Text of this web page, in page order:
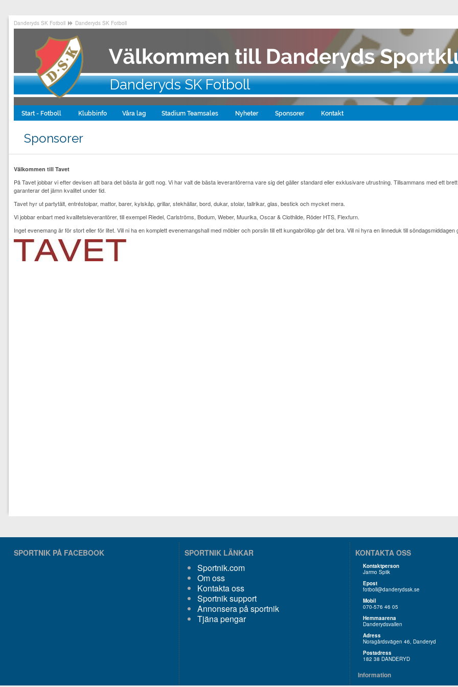
Danderyds SK Fotboll Danderyds SK Fotboll
Danderyds SK Fotboll
Start - Fotboll Klubbinfo Våra lag Stadium Teamsales Nyheter Sponsorer Kontakt
Sponsorer
Välkommen till Tavet
På Tavet jobbar vi efter devisen att bara det bästa är gott nog. Vi har valt de bästa leverantörerna vare sig det gäller standard eller exklusivare utrustning. Tillsammans med ett
garanterar det jämn kvalitet under tid.
Tavet hyr ut partytält, entréstolpar, mattor, barer, kylskåp, grillar, stekhällar, bord, dukar, stolar, tallrikar, glas, bestick och mycket mera.
Vi jobbar enbart med kvalitetsleverantörer, till exempel Riedel, Carlströms, Bodum, Weber, Muurika, Oscar & Clothilde, Röder HTS, Flexfurn.
Inget evenemang är för stort eller för litet. Vill ni ha en komplett evenemangshall med möbler och porslin till ett kungabröllop går det bra. Vill ni hyra en linneduk till söndagsmiddagen
SPORTNIK PÅ FACEBOOK SPORTNIK LÄNKAR
Sportnik.com
Om oss
Kontakta oss
Sportnik support
Annonsera på sportnik
Tjäna pengar
KONTAKTA OSS
Kontaktperson
Jarmo Spiik
Epost
fotboll@danderydssk.se
Mobil
070-576 46 05
Hemmaarena
Danderydsvallen
Adress
Noragårdsvägen 46, Danderyd
Postadress
182 38 DANDERYD
Information